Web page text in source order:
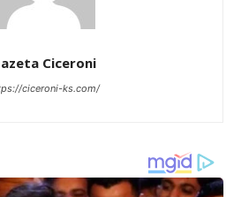
Ciceroni
ciceroni-ks.com/